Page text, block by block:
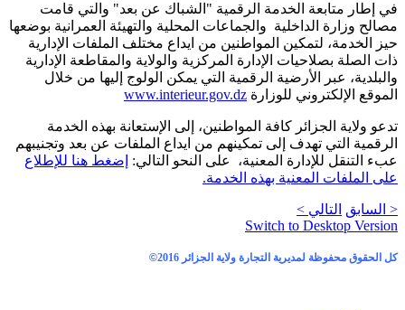
في إطار متابعة الخدمة الرقمية "الشباك عن بعد" والتي قامت
مصالح وزارة الداخلية والجماعات المحلية والتهيئة العمرانية بوضعها
حيز الخدمة، لتمكين المواطنين من ايداع مختلف الملفات الإدارية
ذات الصلة بصلاحيات الإدارة المركزية والولاية والمقاطعة الإدارية
والبلدية، عبر الأرضية الرقمية التي يمكن الولوج إليها من خلال
الموقع الإلكتروني للوزارة www.interieur.gov.dz
تدعو ولاية الجزائر كافة المواطنين، إلى الإستعانة بهذه الخدمة
الرقمية التي تهدف إلى تمكينهم من ايداع الملفات عن بعد وتجنيبهم
عبء التنقل للإدارة المعنية، على النحو التالي: إضغط هنا للإطلاع
على الملفات المعنية بهذه الخدمة.
< السابق التالي >
Switch to Desktop Version
كل الحقوق محفوظة لمديرية التجارة ولاية الجزائر 2016 ©